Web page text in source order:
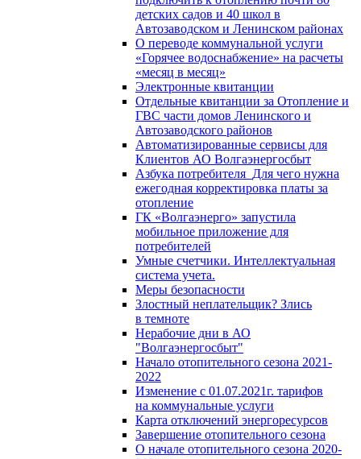
детских садов и 40 школ в
Автозаводском и Ленинском районах
О переводе коммунальной услуги
«Горячее водоснабжение» на расчеты
«месяц в месяц»
Электронные квитанции
Отдельные квитанции за Отопление и
ГВС части домов Ленинского и
Автозаводского районов
Автоматизированные сервисы для
Клиентов АО Волгаэнергосбыт
Азбука потребителя_Для чего нужна
ежегодная корректировка платы за
отопление
ГК «Волгаэнерго» запустила
мобильное приложение для
потребителей
Умные счетчики. Интеллектуальная
система учета.
Меры безопасности
Злостный неплательщик? Злись
в темноте
Нерабочие дни в АО
"Волгаэнергосбыт"
Начало отопительного сезона 2021-
2022
Изменение с 01.07.2021г. тарифов
на коммунальные услуги
Карта отключений энергоресурсов
Завершение отопительного сезона
О начале отопительного сезона 2020-